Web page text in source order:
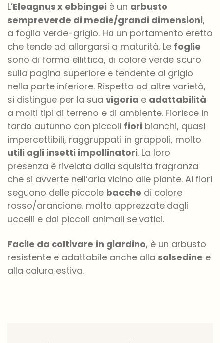
L’Eleagnus x ebbingei è un arbusto
sempreverde di medie/grandi dimensioni,
a foglia verde-grigio. Ha un portamento eretto
che tende ad allargarsi a maturità. Le foglie
sono di forma ellittica, di colore verde scuro
sulla pagina superiore e tendente al grigio
nella parte inferiore. Rispetto ad altre varietà,
si distingue per la sua vigoria e adattabilità
a molti tipi di terreno e di ambiente. Fiorisce in
tardo autunno con piccoli fiori bianchi, quasi
impercettibili, raggruppati in grappoli, molto
utili agli insetti impollinatori. La loro
presenza è rivelata dalla squisita fragranza
che si avverte nell’aria vicino alle piante. Ai fiori
seguono delle piccole bacche di colore
rosso/arancione, molto apprezzate dagli
uccelli e dai piccoli animali selvatici.
Facile da coltivare in giardino, è un arbusto
resistente e adattabile anche alla salsedine e
alla calura estiva.